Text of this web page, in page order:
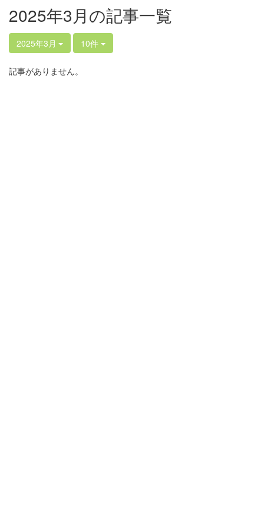
2025年3月の記事一覧
2025年3月 10件
記事がありません。